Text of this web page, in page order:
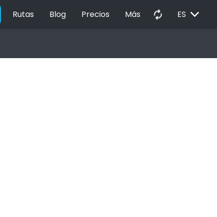
Rutas Blog Precios Más autorenew ES EXPAND_MORE